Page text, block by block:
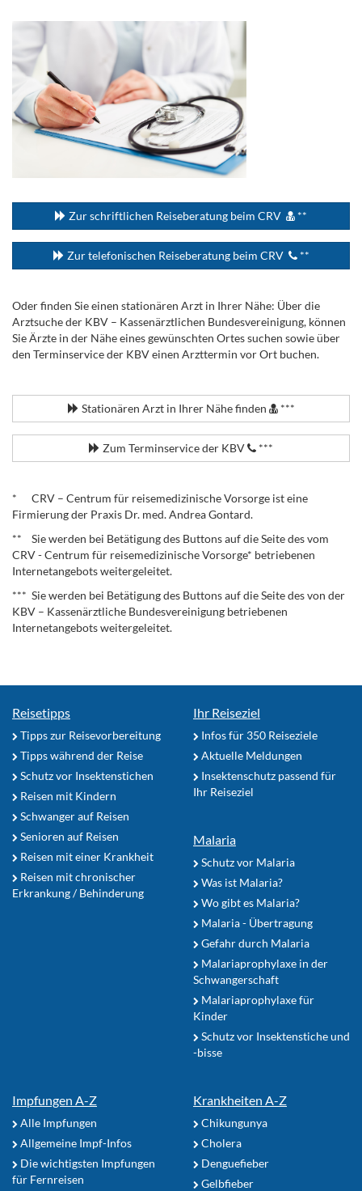
Zur schriftlichen Reiseberatung beim CRV **
Zur telefonischen Reiseberatung beim CRV **
Oder finden Sie einen stationären Arzt in Ihrer Nähe: Über die
Arztsuche der KBV – Kassenärztlichen Bundesvereinigung, können
Sie Ärzte in der Nähe eines gewünschten Ortes suchen sowie über
den Terminservice der KBV einen Arzttermin vor Ort buchen.
Stationären Arzt in Ihrer Nähe finden ***
Zum Terminservice der KBV ***
* CRV – Centrum für reisemedizinische Vorsorge ist eine
Firmierung der Praxis Dr. med. Andrea Gontard.
** Sie werden bei Betätigung des Buttons auf die Seite des vom
CRV - Centrum für reisemedizinische Vorsorge* betriebenen
Internetangebots weitergeleitet.
*** Sie werden bei Betätigung des Buttons auf die Seite des von der
KBV – Kassenärztliche Bundesvereinigung betriebenen
Internetangebots weitergeleitet.
Reisetipps
Tipps zur Reisevorbereitung
Tipps während der Reise
Schutz vor Insektenstichen
Reisen mit Kindern
Schwanger auf Reisen
Senioren auf Reisen
Reisen mit einer Krankheit
Reisen mit chronischer
Erkrankung / Behinderung
Ihr Reiseziel
Infos für 350 Reiseziele
Aktuelle Meldungen
Insektenschutz passend für
Ihr Reiseziel
Malaria
Schutz vor Malaria
Was ist Malaria?
Wo gibt es Malaria?
Malaria - Übertragung
Gefahr durch Malaria
Malariaprophylaxe in der
Schwangerschaft
Malariaprophylaxe für
Kinder
Schutz vor Insektenstiche und
-bisse
Impfungen A-Z
Alle Impfungen
Allgemeine Impf-Infos
Die wichtigsten Impfungen
für Fernreisen
Krankheiten A-Z
Chikungunya
Cholera
Denguefieber
Gelbfieber